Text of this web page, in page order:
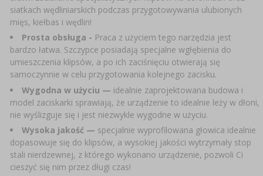
PEKLE, MARYNATY I ZIOŁA
KULTURY BAKTERII
LITERATURA WĘDLINIARSTWO
AROMATY DYMU WĘDZARNICZEGO
MIERNIKI, WSKAŹNIKI ›
BUTELKI ›
GĄSIORY ›
REGAŁY
AROMATYZACJA ›
SUBSTANCJE DODATKOWE
ETYKIETY
BADANIA ALKOHOLU
LITERATURA
GADŻETY DOMOWE
MOTORYZACJA
siatkach wędliniarskich podczas przygotowywania ulubionych
mięs, kiełbas i wędlin!
Prosta obsługa - Praca z użyciem tego narzędzia jest
bardzo łatwa. Szczypce posiadają specjalne wgłębienia do
umieszczenia klipsów, a po ich zaciśnięciu otwierają się
samoczynnie w celu przygotowania kolejnego zacisku.
Wygodna w użyciu — idealnie zaprojektowana budowa i
model zaciskarki sprawiają, że urządzenie to idealnie leży w dłoni,
nie wyślizguje się i jest niezwykle wygodne w użyciu.
Wysoka jakość — specjalnie wyprofilowana głowica idealnie
dopasowuje się do klipsów, a wysokiej jakości wytrzymały stop
stali nierdzewnej, z którego wykonano urządzenie, pozwoli Ci
cieszyć się nim przez długi czas!